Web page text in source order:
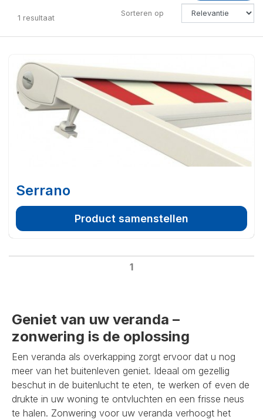
1 resultaat Sorteren op
Serrano
Product samenstellen
1
Geniet van uw veranda –
zonwering is de oplossing
Een veranda als overkapping zorgt ervoor dat u nog
meer van het buitenleven geniet. Ideaal om gezellig
beschut in de buitenlucht te eten, te werken of even de
drukte in uw woning te ontvluchten en een frisse neus
te halen. Zonwering voor uw veranda verhoogt het